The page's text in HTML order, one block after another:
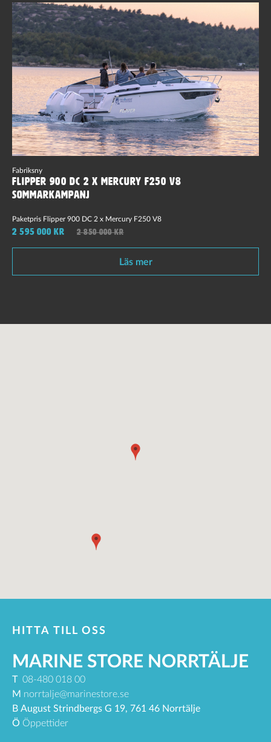
Fabriksny
Flipper 900 DC 2 x Mercury F250 V8
sommarkampanj
Paketpris Flipper 900 DC 2 x Mercury F250 V8
2 595 000 kr 2 850 000 kr
Läs mer
HITTA TILL OSS
MARINE STORE NORRTÄLJE
T08-480 018 00
M norrtalje@marinestore.se
BAugust Strindbergs G 19, 761 46 Norrtälje
Ö Öppettider